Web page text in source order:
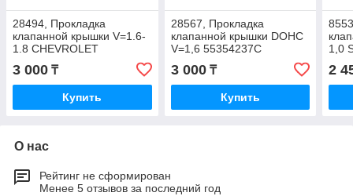
28494, Прокладка
клапанной крышки V=1.6-
1.8 CHEVROLET
55354237-B
3 000 ₸
Купить
28567, Прокладка
клапанной крышки DOHC
V=1,6 55354237C
3 000₸
Купить
1,0
2
О нас
Рейтинг не сформирован
Менее 5 отзывов за последний год